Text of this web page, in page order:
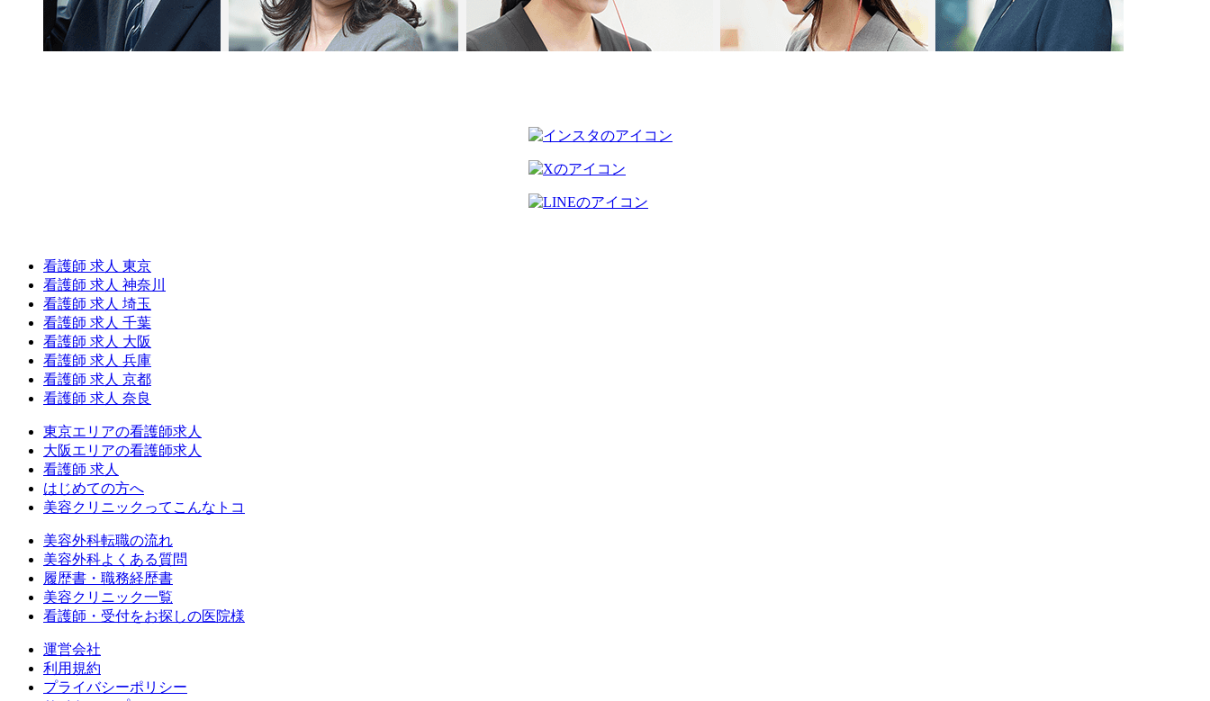
看護師 求人 東京
看護師 求人 神奈川
看護師 求人 埼玉
看護師 求人 千葉
看護師 求人 大阪
看護師 求人 兵庫
看護師 求人 京都
看護師 求人 奈良
東京エリアの看護師求人
大阪エリアの看護師求人
看護師 求人
はじめての方へ
美容クリニックってこんなトコ
美容外科転職の流れ
美容外科よくある質問
履歴書・職務経歴書
美容クリニック一覧
看護師・受付をお探しの医院様
運営会社
利用規約
プライバシーポリシー